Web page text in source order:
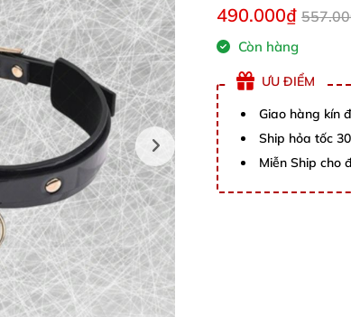
490.000₫
Còn hàng
ƯU ĐIỂM
Giao hàng kín
Ship hỏa tốc
Miễn Ship cho